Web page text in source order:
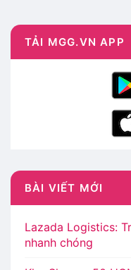
TẢI MGG.VN APP
BÀI VIẾT MỚI
Lazada Logistics:
nhanh chóng